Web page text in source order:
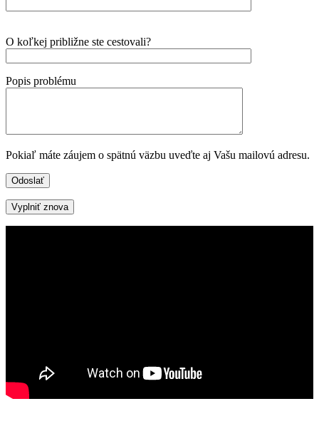
O koľkej približne ste cestovali?
Popis problému
Pokiaľ máte záujem o spätnú väzbu uveďte aj Vašu mailovú adresu.
Vyplniť znova